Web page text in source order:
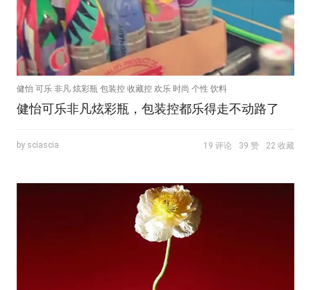
健怡 可乐 非凡 炫彩瓶 包装控 收藏控 欢乐 时尚 个性 饮料
健怡可乐非凡炫彩瓶，包装控都乐得走不动路了
by sciascia 19 评论 39 赞 22 收藏